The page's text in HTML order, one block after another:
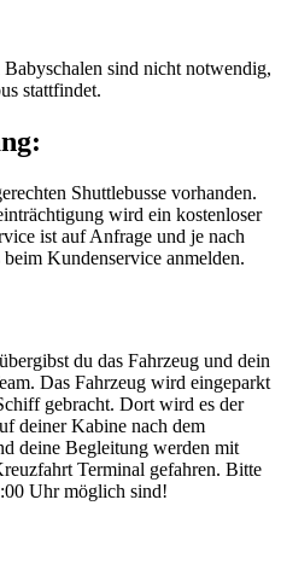
sind nicht notwendig,
stattfindet.
Shuttlebusse vorhanden.
wird ein kostenloser
ist auf Anfrage und je nach
Kundenservice anmelden.
du das Fahrzeug und dein
Das Fahrzeug wird eingeparkt
gebracht. Dort wird es der
deiner Kabine nach dem
deine Begleitung werden mit
Terminal gefahren. Bitte
Uhr möglich sind!